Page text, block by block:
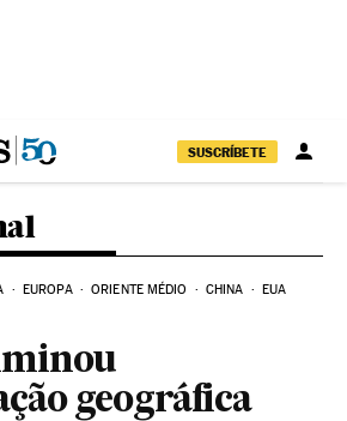
SUSCRÍBETE
EUROPA ORIENTE MÉDIO CHINA EUA
geográfica